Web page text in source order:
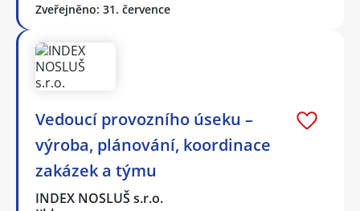
Zveřejněno: 31. července
Vedoucí provozního úseku –
výroba, plánování, koordinace
zakázek a týmu
INDEX NOSLUŠ s.r.o.